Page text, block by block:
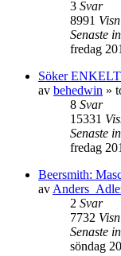
3 Svar
8991
Senaste
fredag
Söker
av behedwin »
8 Svar
15331
Senaste
fredag
Beersmith:
av
2 Svar
7732
Senaste
söndag